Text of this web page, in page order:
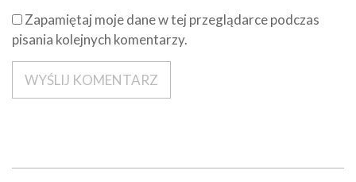
Zapamiętaj moje dane w tej przeglądarce podczas
pisania kolejnych komentarzy.